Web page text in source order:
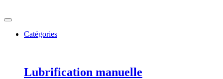
Catégories
Lubrification manuelle